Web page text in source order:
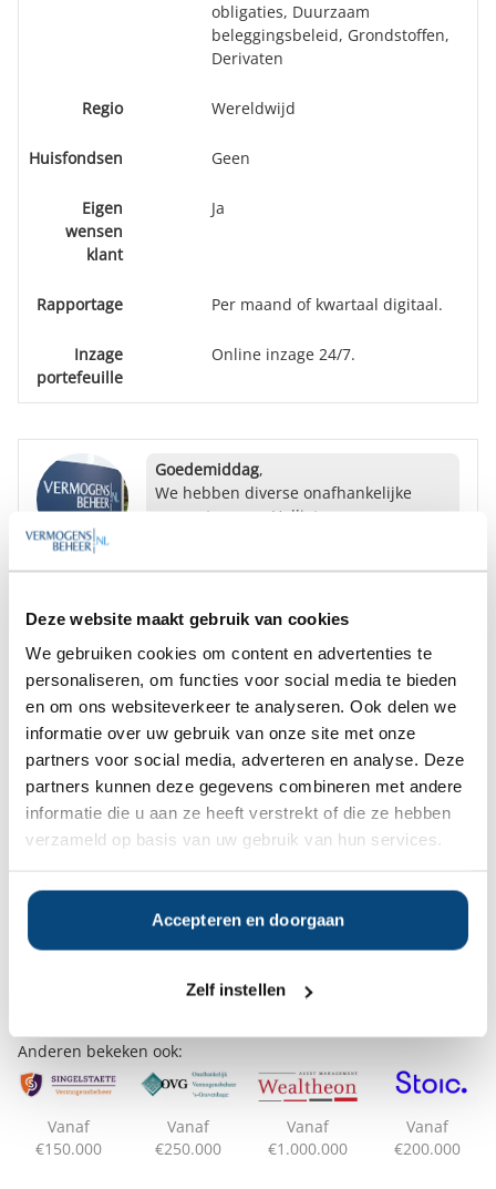
Deze website maakt gebruik van cookies
We gebruiken cookies om content en advertenties te
personaliseren, om functies voor social media te bieden
en om ons websiteverkeer te analyseren. Ook delen we
informatie over uw gebruik van onze site met onze
partners voor social media, adverteren en analyse. Deze
partners kunnen deze gegevens combineren met andere
informatie die u aan ze heeft verstrekt of die ze hebben
verzameld op basis van uw gebruik van hun services.
Accepteren en doorgaan
Zelf instellen
obligaties, Duurzaam
beleggingsbeleid, Grondstoffen,
Derivaten
Regio Wereldwijd
Huisfondsen Geen
Eigen
wensen
klant
Ja
Rapportage Per maand of kwartaal digitaal.
Inzage
portefeuille
Online inzage 24/7.
Goedemiddag,
We hebben diverse onafhankelijke
rapporten over Helliot
Nee
Ja
Op zoek naar de beste
vermogensbeheerder?
Bent u op zoek naar de voor u beste
vermogensbeheerder?
Vraag dan gratis en geheel vrijblijvend een
SelectieRapport aan. Per e-mail ontvangt u
beste passen bij uw persoonlijke situatie, wensen en
Gratis Selectierapport
Anderen bekeken ook:
Vanaf
€150.000
Vanaf
€250.000
Vanaf
€1.000.000
Vanaf
€200.000